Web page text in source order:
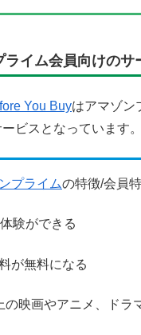
ライム会員向けのサ
You Buyはアマゾン
ビスとなっています。
プライムの特徴/会員
験ができる
が無料になる
の映画やアニメ、ドラ